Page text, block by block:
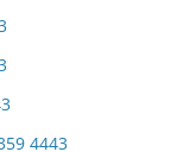
4443